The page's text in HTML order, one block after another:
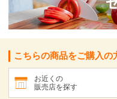
こちらの商品をご購入の
お近くの
販売店を探す